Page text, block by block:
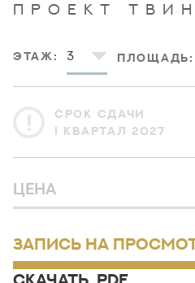
ПРОЕКТ
Этаж Площадь
СРОК СДАЧИ
I КВАРТАЛ 2027
ЦЕНА
ЗАПИСЬ НА